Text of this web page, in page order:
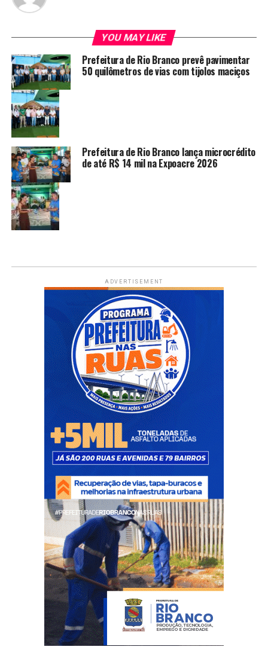
YOU MAY LIKE
Prefeitura de Rio Branco prevê pavimentar
50 quilômetros de vias com tijolos maciços
Prefeitura de Rio Branco lança microcrédito
de até R$ 14 mil na Expoacre 2026
ADVERTISEMENT